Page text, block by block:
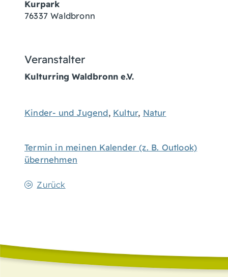
Kurpark
76337 Waldbronn
Veranstalter
Kulturring Waldbronn e.V.
Kinder- und Jugend, Kultur, Natur
Termin in meinen Kalender (z. B. Outlook)
übernehmen
Zurück